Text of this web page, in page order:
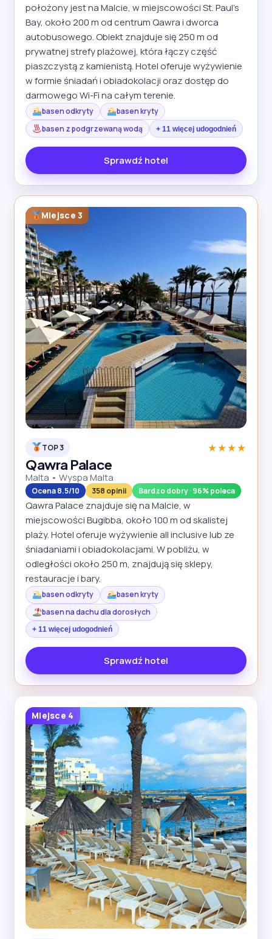
położony jest na Malcie, w miejscowości St. Paul's
Bay, około 200 m od centrum Qawra i dworca
autobusowego. Obiekt znajduje się 250 m od
prywatnej strefy plażowej, która łączy część
piaszczystą z kamienistą. Hotel oferuje wyżywienie
w formie śniadań i obiadokolacji oraz dostęp do
darmowego Wi-Fi na całym terenie.
basen odkryty
basen kryty
basen z podgrzewaną wodą
+ 11 więcej udogodnień
Sprawdź hotel
Miejsce 3
TOP 3 ★★★★
Qawra Palace
Malta • Wyspa Malta
Ocena 8.5/10 358 opinii Bardzo dobry · 96% poleca
Qawra Palace znajduje się na Malcie, w
miejscowości Bugibba, około 100 m od skalistej
plaży. Hotel oferuje wyżywienie all inclusive lub ze
śniadaniami i obiadokolacjami. W pobliżu, w
odległości około 250 m, znajdują się sklepy,
restauracje i bary.
basen odkryty
basen kryty
basen na dachu dla dorosłych
+ 11 więcej udogodnień
Sprawdź hotel
Miejsce 4